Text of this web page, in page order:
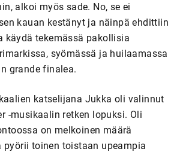
alkoi myös sade. No, se ei
kauan kestänyt ja näinpä ehdittiin
käydä tekemässä pakollisia
syömässä ja huilaamassa
grande finalea.
katselijana Jukka oli valinnut
-musikaalin retken lopuksi. Oli
on melkoinen määrä
pyörii toinen toistaan upeampia